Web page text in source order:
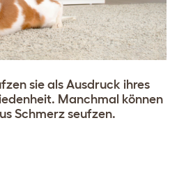
sie als Ausdruck ihres
Manchmal können
Schmerz seufzen.